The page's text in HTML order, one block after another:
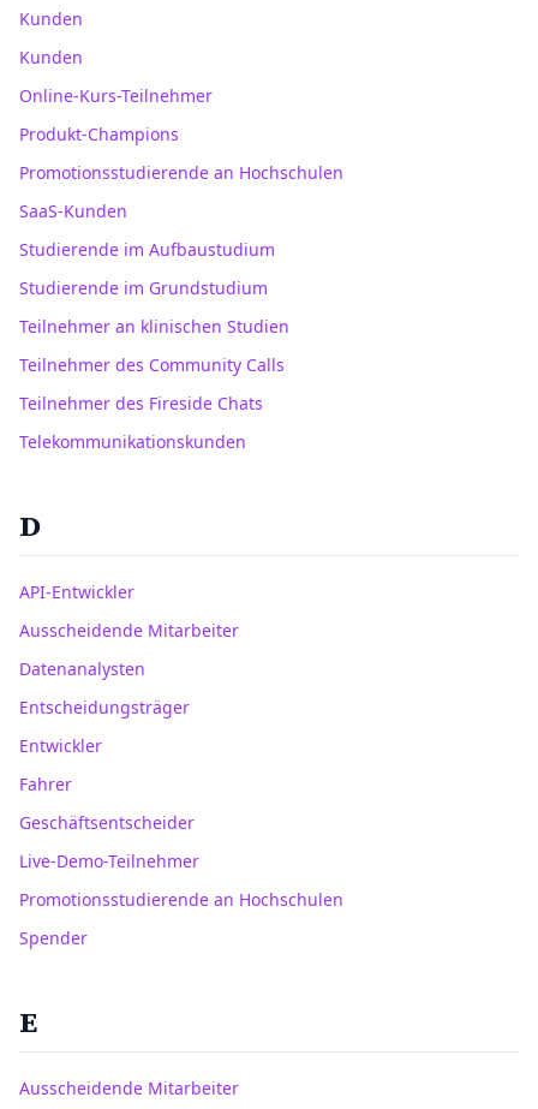
Kunden
Kunden
Online-Kurs-Teilnehmer
Produkt-Champions
Promotionsstudierende an Hochschulen
SaaS-Kunden
Studierende im Aufbaustudium
Studierende im Grundstudium
Teilnehmer an klinischen Studien
Teilnehmer des Community Calls
Teilnehmer des Fireside Chats
Telekommunikationskunden
D
API-Entwickler
Ausscheidende Mitarbeiter
Datenanalysten
Entscheidungsträger
Entwickler
Fahrer
Geschäftsentscheider
Live-Demo-Teilnehmer
Promotionsstudierende an Hochschulen
Spender
E
Ausscheidende Mitarbeiter